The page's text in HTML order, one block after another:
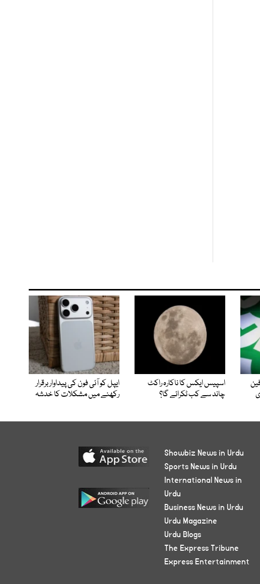
اسپیس ایکس کا ناکارہ راکٹ
چاند سے کب ٹکرائے گا؟
ایپل کو آئی فون کی پیداوار برقرار
رکھنے میں مشکلات کا خدشہ
Showbiz News in Urdu
Sports News in Urdu
International News in
Urdu
Business News in Urdu
Urdu Magazine
Urdu Blogs
The Express Tribune
Express Entertainment